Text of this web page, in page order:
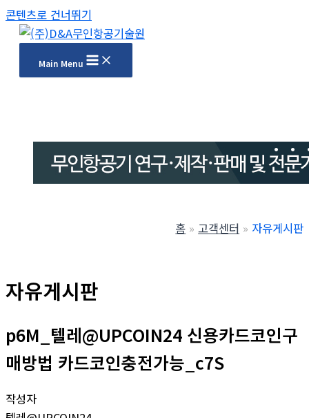
콘텐츠로 건너뛰기
Main Menu
홈 고객센터 자유게시판
자유게시판
p6M_텔레@UPCOIN24 신용카드코인구
매방법 카드코인충전가능_c7S
작성자